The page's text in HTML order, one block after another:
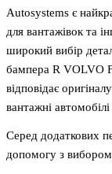
Autosystems є
для вантажівок та
широкий вибір
бампера R VOLVO
відповідає
вантажні
Серед додаткових
допомогу з вибором